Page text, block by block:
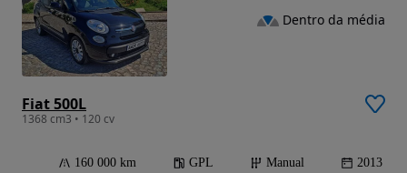
Fiat 500L
1368 cm3 • 120 cv
160 000 km GPL Manual 2013
Dentro da média